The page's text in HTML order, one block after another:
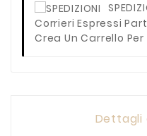
Corrieri Espressi
Crea Un Carrello
Dettagli